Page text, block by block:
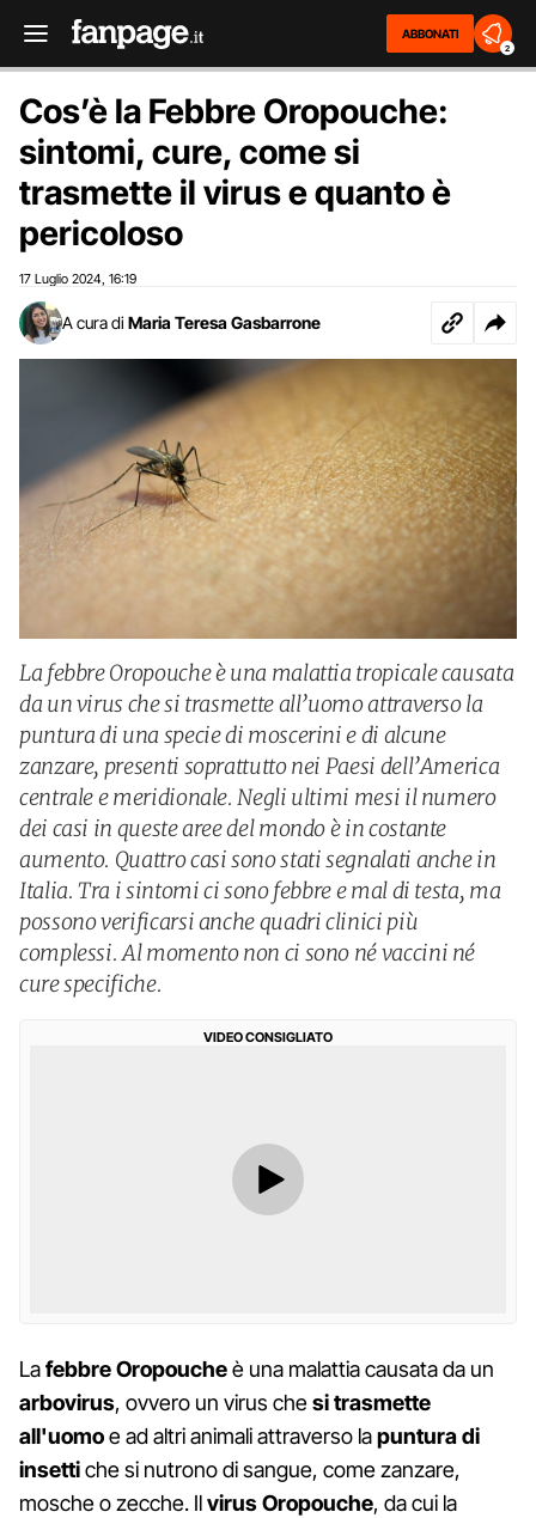
ABBONATI
2
Cos’è la Febbre Oropouche:
sintomi, cure, come si
trasmette il virus e quanto è
pericoloso
17 Luglio 2024 16:19
A cura di Maria Teresa Gasbarrone
La febbre Oropouche è una malattia tropicale causata
da un virus che si trasmette all’uomo attraverso la
puntura di una specie di moscerini e di alcune
zanzare, presenti soprattutto nei Paesi dell’America
centrale e meridionale. Negli ultimi mesi il numero
dei casi in queste aree del mondo è in costante
aumento. Quattro casi sono stati segnalati anche in
Italia. Tra i sintomi ci sono febbre e mal di testa, ma
possono verificarsi anche quadri clinici più
complessi. Al momento non ci sono né vaccini né
cure specifiche.
VIDEO CONSIGLIATO
Lafebbre Oropoucheè una malattia causata da un
arbovirus, ovvero un virus chesi trasmette
all'uomoe ad altri animali attraverso lapuntura di
insettiche si nutrono di sangue, come zanzare,
mosche o zecche. Ilvirus Oropouche, da cui la